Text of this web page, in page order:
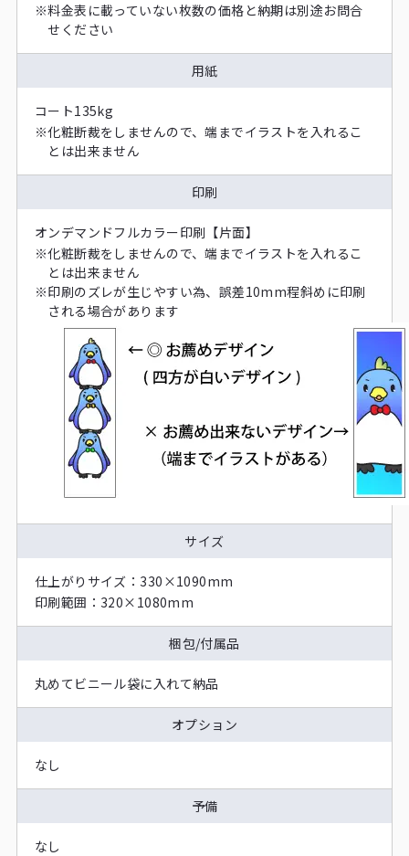
※料金表に載っていない枚数の価格と納期は別途お問合
せください
用紙
コート135kg
※化粧断裁をしませんので、端までイラストを入れるこ
とは出来ません
印刷
オンデマンドフルカラー印刷【片面】
※化粧断裁をしませんので、端までイラストを入れるこ
とは出来ません
※印刷のズレが生じやすい為、誤差10mm程斜めに印刷
される場合があります
サイズ
仕上がりサイズ： 330×1090mm
印刷範囲： 320×1080mm
梱包/付属品
丸めてビニール袋に入れて納品
オプション
なし
予備
なし